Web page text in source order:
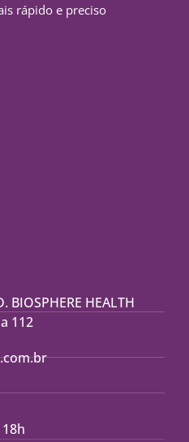
rápido e preciso
BIOSPHERE HEALTH
112